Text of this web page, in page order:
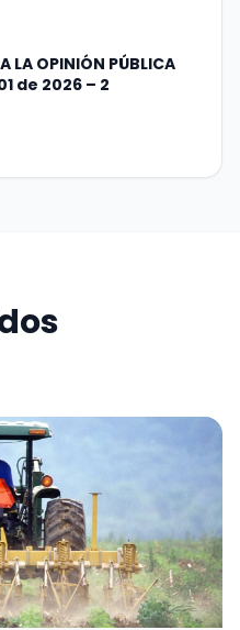
LA OPINIÓN PÚBLICA
de 2026 – 2